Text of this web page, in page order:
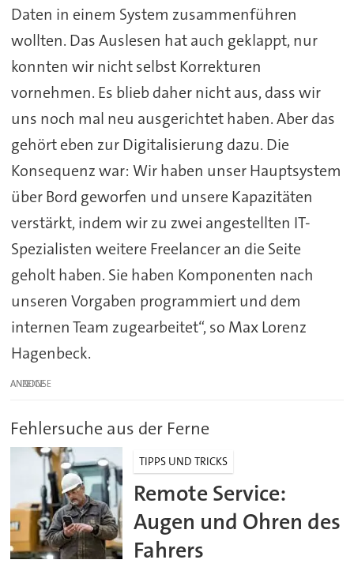
Daten in einem System zusammenführen
wollten. Das Auslesen hat auch geklappt, nur
konnten wir nicht selbst Korrekturen
vornehmen. Es blieb daher nicht aus, dass wir
uns noch mal neu ausgerichtet haben. Aber das
gehört eben zur Digitalisierung dazu. Die
Konsequenz war: Wir haben unser Hauptsystem
über Bord geworfen und unsere Kapazitäten
verstärkt, indem wir zu zwei angestellten IT-
Spezialisten weitere Freelancer an die Seite
geholt haben. Sie haben Komponenten nach
unseren Vorgaben programmiert und dem
internen Team zugearbeitet“, so Max Lorenz
Hagenbeck.
ANZEIGE
Fehlersuche aus der Ferne
TIPPS UND TRICKS
Remote Service:
Augen und Ohren des
Fahrers